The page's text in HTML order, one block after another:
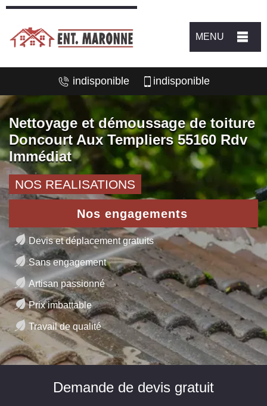
MENU
indisponible indisponible
Nettoyage et démoussage de toiture
Doncourt Aux Templiers 55160 Rdv
Immédiat
NOS REALISATIONS
Nos engagements
Devis et déplacement gratuits
Sans engagement
Artisan passionné
Prix imbattable
Travail de qualité
Demande de devis gratuit